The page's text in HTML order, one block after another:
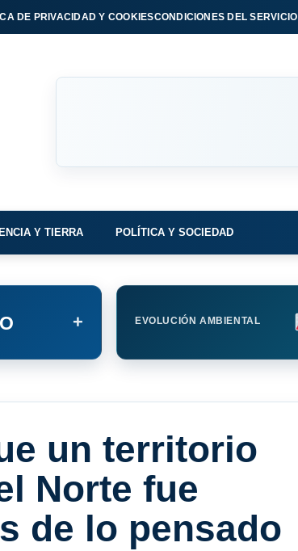
DE PRIVACIDAD Y COOKIESCONDICIONES DEL SERVICIO
Y TIERRA POLÍTICA Y SOCIEDAD
+ EVOLUCIÓN AMBIENTAL
un territorio
Norte fue
de lo pensado